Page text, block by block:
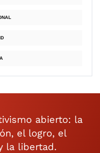
abierto: la
el logro, el
la libertad.